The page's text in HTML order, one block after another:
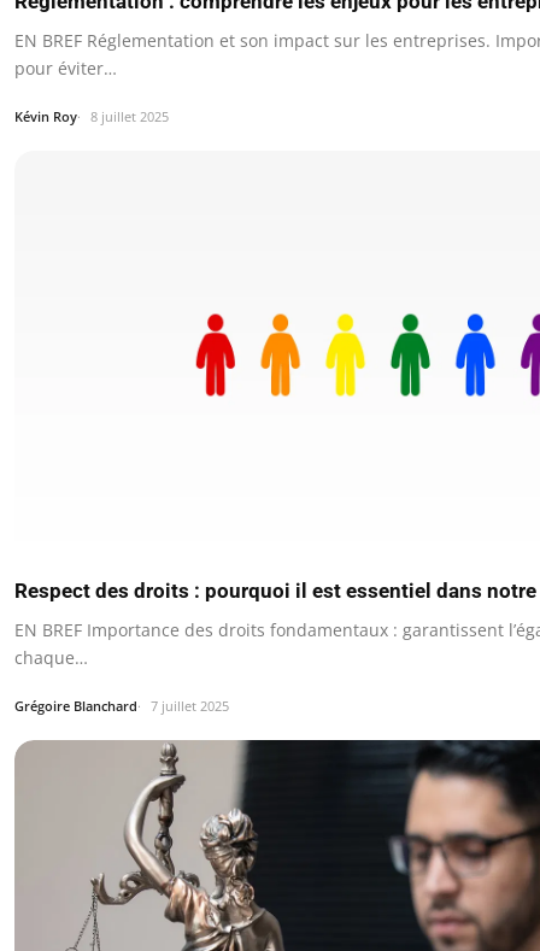
EN BREF Réglementation et son impact sur les entreprises.
pour éviter…
Kévin Roy 8 juillet 2025
Respect des droits : pourquoi il est essentiel dans
EN BREF Importance des droits fondamentaux : garantissent
chaque…
Grégoire Blanchard 7 juillet 2025